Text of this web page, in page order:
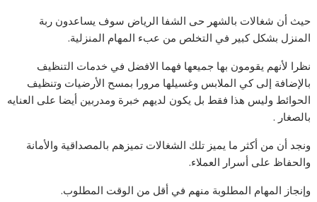
حيث أن شغالات بالشهر حى الشفا الرياض سوف يساعدون ربة
المنزل بشكل كبير في التخلص من عبء المهام المنزلية.
نظرا لأنهم يقومون بها جميعها فهما الافضل في خدمات التنظيف
بالإضافة إلى كي الملابس وغسيلها مرورا بمسح الأرضيات وتنظيف
الحوائط وليس هذا فقط بل يكون لديهم خبرة ومدربين أيضا على العنايه
بالصغار .
ونجد أن من أكثر ما يميز تلك الشغالات تميزهم بالمصداقية والأمانة
والحفاظ على أسرار العملاء.
وإنجاز المهام المطلوبة منهم في أقل من الوقت المطلوب.